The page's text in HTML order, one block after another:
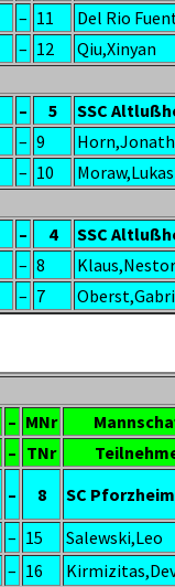
– 11
Del Rio
– 12 Qiu,Xinyan
– 5
SSC
– 9
– 10 Moraw,Lukas
– 4
SSC
– 8
Klaus,Nestor
– 7
– MNr
– TNr
– 8
SC
– 15
Salewski,Leo
– 16